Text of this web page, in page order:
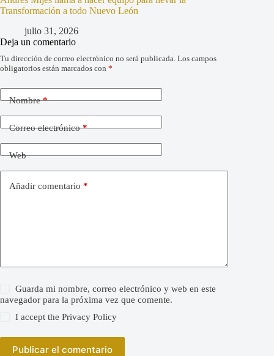
Transformación a todo Nuevo León
julio 31, 2026
Deja un comentario
Tu dirección de correo electrónico no será publicada. Los campos
obligatorios están marcados con *
Nombre*
Correo electrónico*
Web
Añadir comentario *
Guarda mi nombre, correo electrónico y web en este
navegador para la próxima vez que comente.
I accept thePrivacy Policy
Publicar el comentario